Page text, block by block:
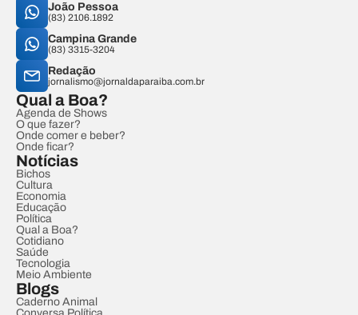
João Pessoa
(83) 2106.1892
Campina Grande
(83) 3315-3204
Redação
jornalismo@jornaldaparaiba.com.br
Qual a Boa?
Agenda de Shows
O que fazer?
Onde comer e beber?
Onde ficar?
Notícias
Bichos
Cultura
Economia
Educação
Política
Qual a Boa?
Cotidiano
Saúde
Tecnologia
Meio Ambiente
Blogs
Caderno Animal